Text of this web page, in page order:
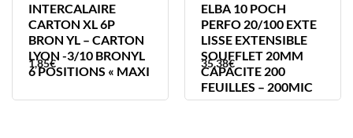
INTERCALAIRE
CARTON XL 6P
BRON YL – CARTON
LYON -3/10 BRONYL
6 POSITIONS « MAXI
1,85€
ELBA 10 POCH
PERFO 20/100 EXTE
LISSE EXTENSIBLE
SOUFFLET 20MM
CAPACITE 200
FEUILLES – 200MIC
35,38€